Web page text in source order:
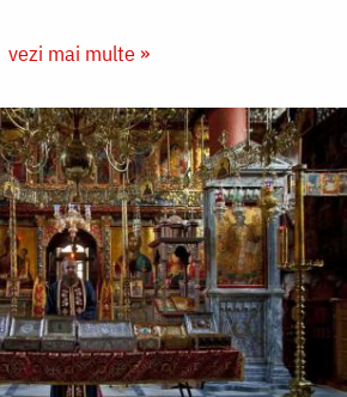
vezi mai multe »